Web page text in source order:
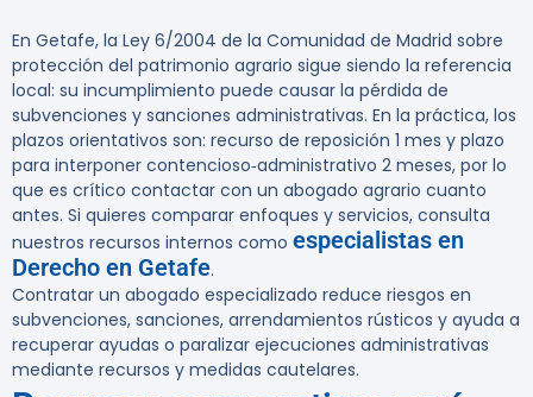
En Getafe, la Ley 6/2004 de la Comunidad de Madrid sobre
protección del patrimonio agrario sigue siendo la referencia
local: su incumplimiento puede causar la pérdida de
subvenciones y sanciones administrativas. En la práctica, los
plazos orientativos son: recurso de reposición 1 mes y plazo
para interponer contencioso‑administrativo 2 meses, por lo
que es crítico contactar con un abogado agrario cuanto
antes. Si quieres comparar enfoques y servicios, consulta
nuestros recursos internos como especialistas en
Derecho en Getafe.
Contratar un abogado especializado reduce riesgos en
subvenciones, sanciones, arrendamientos rústicos y ayuda a
recuperar ayudas o paralizar ejecuciones administrativas
mediante recursos y medidas cautelares.